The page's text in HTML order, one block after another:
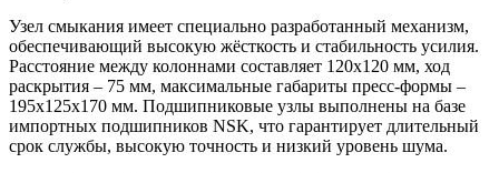
Узел смыкания имеет специально разработанный механизм,
обеспечивающий высокую жёсткость и стабильность усилия.
Расстояние между колоннами составляет 120х120 мм, ход
раскрытия – 75 мм, максимальные габариты пресс-формы –
195х125х170 мм. Подшипниковые узлы выполнены на базе
импортных подшипников NSK, что гарантирует длительный
срок службы, высокую точность и низкий уровень шума.